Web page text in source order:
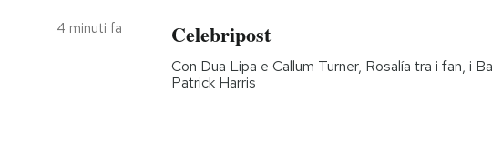
Europa
Altrecose
Mondiali calcio 2026
4 minuti fa Celebripost
Con Dua Lipa e Callum Turner, Rosalía tra i fan, i
Patrick Harris